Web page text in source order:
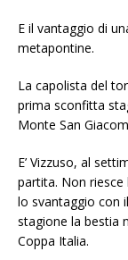
E il vantaggio di
metapontine.
La capolista del
prima sconfitta
Monte San
E’ Vizzuso, al
partita. Non
lo svantaggio con
stagione la bestia
Coppa Italia.